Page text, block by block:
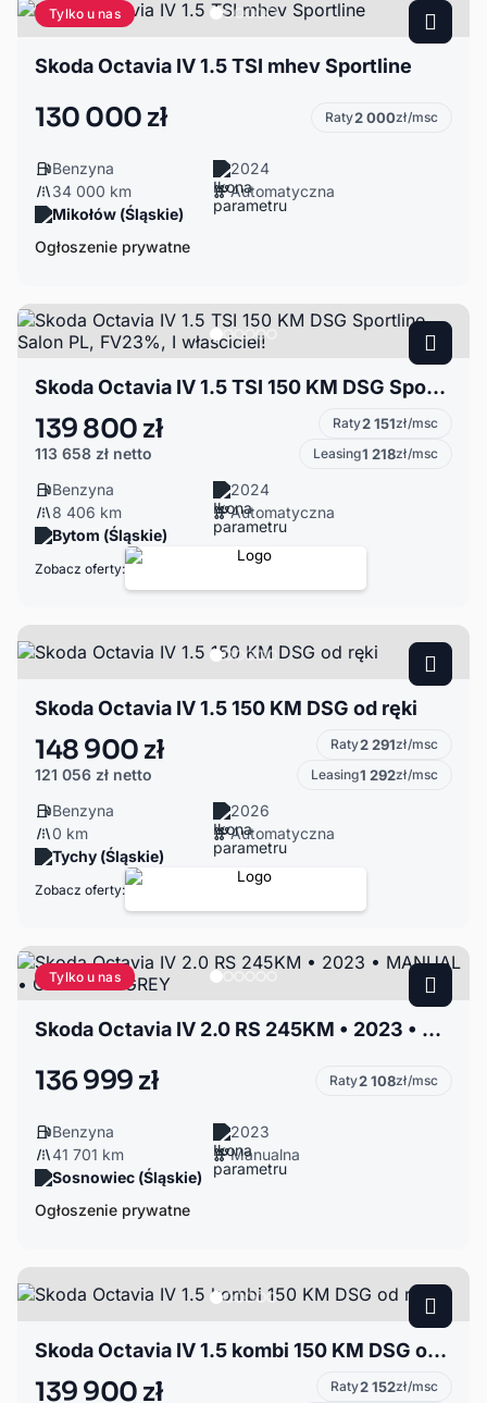
Tylko u nas
Skoda Octavia IV 1.5 TSI mhev Sportline
130 000 zł Raty2 000zł/msc
Benzyna
2024
34 000 km
Automatyczna
Mikołów (Śląskie)
Ogłoszenie prywatne
Skoda Octavia IV 1.5 TSI 150 KM DSG Sportline, Salon PL, FV23%, I właściciel!
139 800 zł
113 658 zł netto
Raty2 151zł/msc
Leasing1 218zł/msc
Benzyna
2024
8 406 km
Automatyczna
Bytom (Śląskie)
Zobacz oferty:
Skoda Octavia IV 1.5 150 KM DSG od ręki
148 900 zł
121 056 zł netto
Raty2 291zł/msc
Leasing1 292zł/msc
Benzyna
2026
0 km
Automatyczna
Tychy (Śląskie)
Zobacz oferty:
Tylko u nas
Skoda Octavia IV 2.0 RS 245KM • 2023 • MANUAL • GRAPHITE GREY
136 999 zł Raty2 108zł/msc
Benzyna
2023
41 701 km
Manualna
Sosnowiec (Śląskie)
Ogłoszenie prywatne
Skoda Octavia IV 1.5 kombi 150 KM DSG od ręki
139 900 zł Raty2 152zł/msc